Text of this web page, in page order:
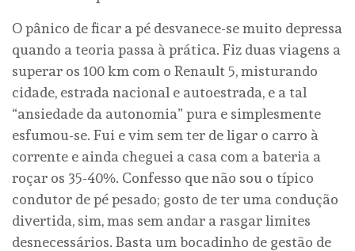
O pânico de ficar a pé desvanece-se muito depressa
quando a teoria passa à prática. Fiz duas viagens a
superar os 100 km com o Renault 5, misturando
cidade, estrada nacional e autoestrada, e a tal
“ansiedade da autonomia” pura e simplesmente
esfumou-se. Fui e vim sem ter de ligar o carro à
corrente e ainda cheguei a casa com a bateria a
roçar os 35-40%. Confesso que não sou o típico
condutor de pé pesado; gosto de ter uma condução
divertida, sim, mas sem andar a rasgar limites
desnecessários. Basta um bocadinho de gestão de